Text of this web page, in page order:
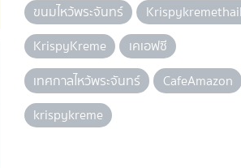
ขนมไหว้พระจันทร์
KrispyKreme
เคเอฟซี
เทศกาลไหว้พระจันทร์
CafeAmazon
krispykreme